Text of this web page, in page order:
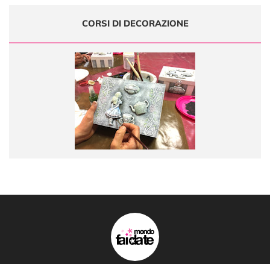
CORSI DI DECORAZIONE